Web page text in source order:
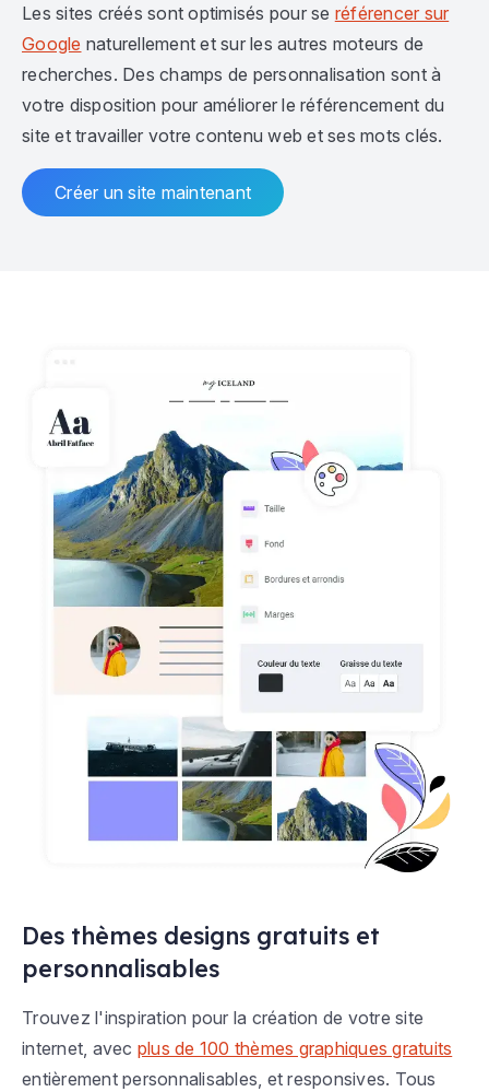
Les sites créés sont optimisés pour se référencer sur
Google naturellement et sur les autres moteurs de
recherches. Des champs de personnalisation sont à
votre disposition pour améliorer le référencement du
site et travailler votre contenu web et ses mots clés.
Créer un site maintenant
Des thèmes designs gratuits et
personnalisables
Trouvez l'inspiration pour la création de votre site
internet, avec plus de 100 thèmes graphiques gratuits
entièrement personnalisables, et responsives. Tous